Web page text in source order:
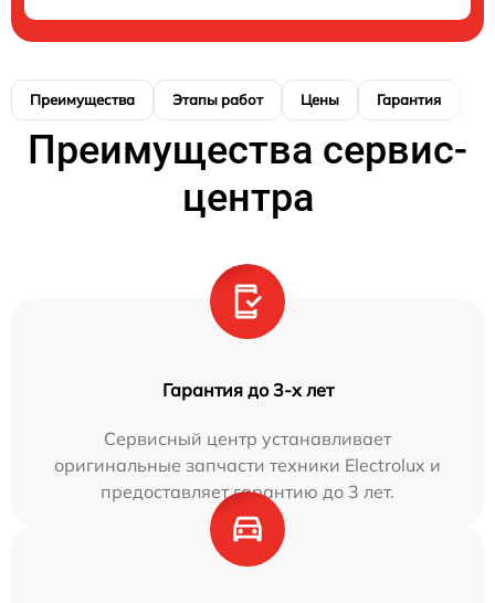
Преимущества Этапы работ Цены Гарантия
Преимущества сервис-
центра
Гарантия до 3-х лет
Сервисный центр устанавливает
оригинальные запчасти техники Electrolux и
предоставляет гарантию до 3 лет.